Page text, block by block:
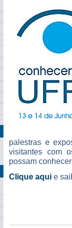
palestras e
visitantes com
possam
Clique aqui e